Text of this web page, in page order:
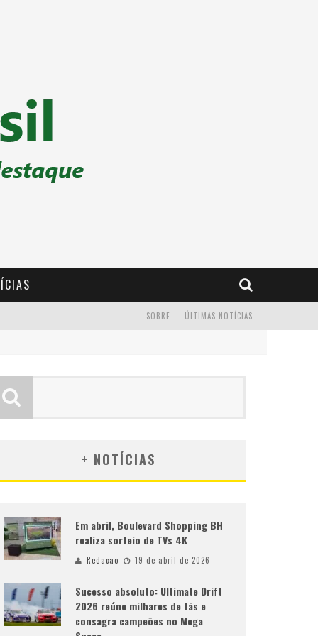
ÚLTIMAS NOTÍCIAS
SOBRE
+ NOTÍCIAS
Em abril, Boulevard Shopping BH
realiza sorteio de TVs 4K
Redacao 19 de abril de 2026
Sucesso absoluto: Ultimate Drift
2026 reúne milhares de fãs e
consagra campeões no Mega